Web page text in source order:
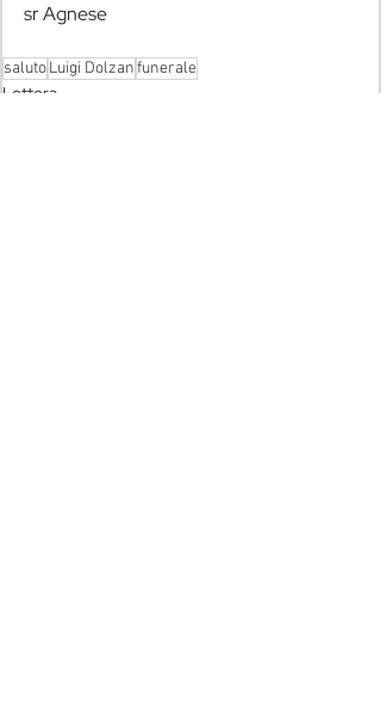
sr Agnese
salutoLuigi Dolzanfunerale
Lettera